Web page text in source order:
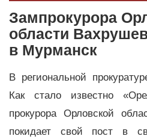
Зампрокурора
области
в Мурманск
В региональной
Как стало известно
прокурора Орловской
покидает свой пост в